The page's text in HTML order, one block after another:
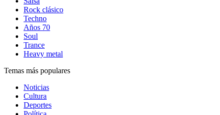
Rock clásico
Techno
Años 70
Soul
Trance
Heavy metal
Temas más populares
Noticias
Cultura
Deportes